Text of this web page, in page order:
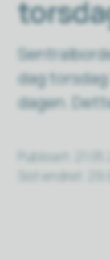
dag torsdag
dagen.
Publisert
Sist endret